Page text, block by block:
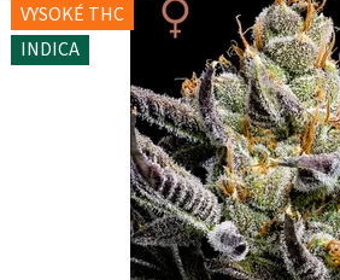
VYSOKÉ THC
INDICA